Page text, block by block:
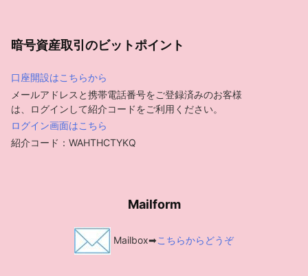
暗号資産取引のビットポイント
口座開設はこちらから
メールアドレスと携帯電話番号をご登録済みのお客様
は、ログインして紹介コードをご利用ください。
ログイン画面はこちら
紹介コード：WAHTHCTYKQ
Mailform
Mailbox➡こちらからどうぞ